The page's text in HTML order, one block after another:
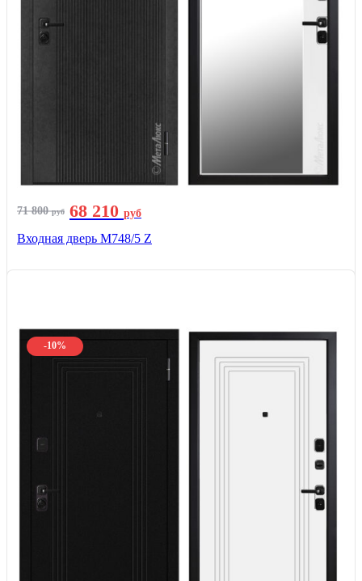
71 800руб 68 210 руб
Входная дверь М748/5 Z
-10%